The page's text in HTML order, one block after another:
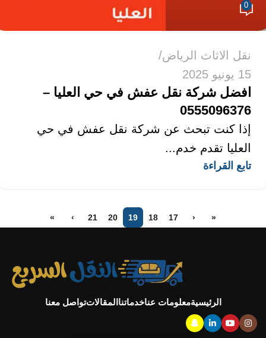
0
نقل الاثاث الرياض
15 يونيو 2025
افضل شركة نقل عفش في حي العليا –
0555096376
إذا كنت تبحث عن شركة نقل عفش في حي
العليا تقدم خدم...
تابع القراءة
«
‹
17
18
19
20
21
›
»
الرئيسيةمعلومات عناخدماتنا المقالاتتواصل معنا